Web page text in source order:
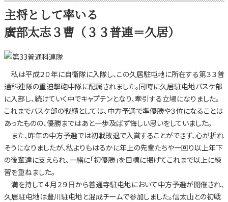
主将として率いる
廣部太志３曹（３３普連＝久居）
私は平成２０年に自衛隊に入隊し、この久居駐屯地に所在する第３３普
通科連隊の重迫撃砲中隊に配属されました。同時に久居駐屯地バスケ部
に入部し、続けていく中でキャプテンとなり、牽引する立場になりました。
これまでバスケ部の戦績としては、中方予選で準優勝や３位になることは
あったものの、優勝まではあと一歩及ばず悔しい思いをしていました。
また、昨年の中方予選では初戦敗退で入賞することができず、心が折れ
そうになりましたが、私よりもはるかに年上の先輩たちや一回り以上年下
の後輩達に支えられ、一緒に「初優勝」を目標に掲げてこれまで以上に練
習を重ねました。
満を持して４月２９日から善通寺駐屯地において中方予選が開催され、
久居駐屯地は豊川駐屯地と混成チームで参加しました。信太山との初戦